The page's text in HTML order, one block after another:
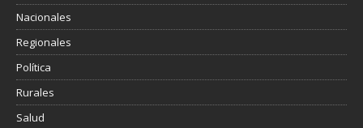
Nacionales
Regionales
Política
Rurales
Salud